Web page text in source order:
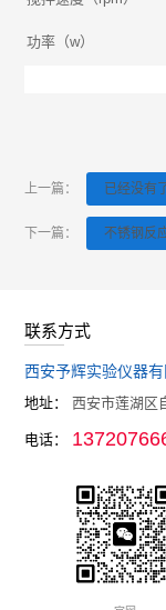
功率（w）
上一篇： 已经没有
下一篇： 不锈钢反
联系方式
西安予辉实验仪器有
地址： 西安市莲湖区
电话：